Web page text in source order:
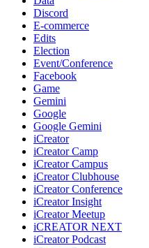
Discord
E-commerce
Edits
Election
Event/Conference
Facebook
Game
Gemini
Google
Google Gemini
iCreator
iCreator Camp
iCreator Campus
iCreator Clubhouse
iCreator Conference
iCreator Insight
iCreator Meetup
iCREATOR NEXT
iCreator Podcast